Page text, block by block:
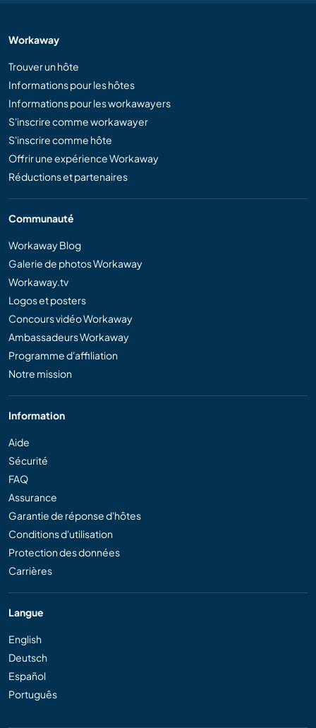
Workaway
Trouver un hôte
Informations pour les hôtes
Informations pour les workawayers
S'inscrire comme workawayer
S'inscrire comme hôte
Offrir une expérience Workaway
Réductions et partenaires
Communauté
Workaway Blog
Galerie de photos Workaway
Workaway.tv
Logos et posters
Concours vidéo Workaway
Ambassadeurs Workaway
Programme d'affiliation
Notre mission
Information
Aide
Sécurité
FAQ
Assurance
Garantie de réponse d'hôtes
Conditions d'utilisation
Protection des données
Carrières
Langue
English
Deutsch
Español
Português